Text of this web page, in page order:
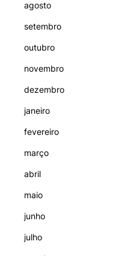
agosto
setembro
outubro
novembro
dezembro
janeiro
fevereiro
março
abril
maio
junho
julho